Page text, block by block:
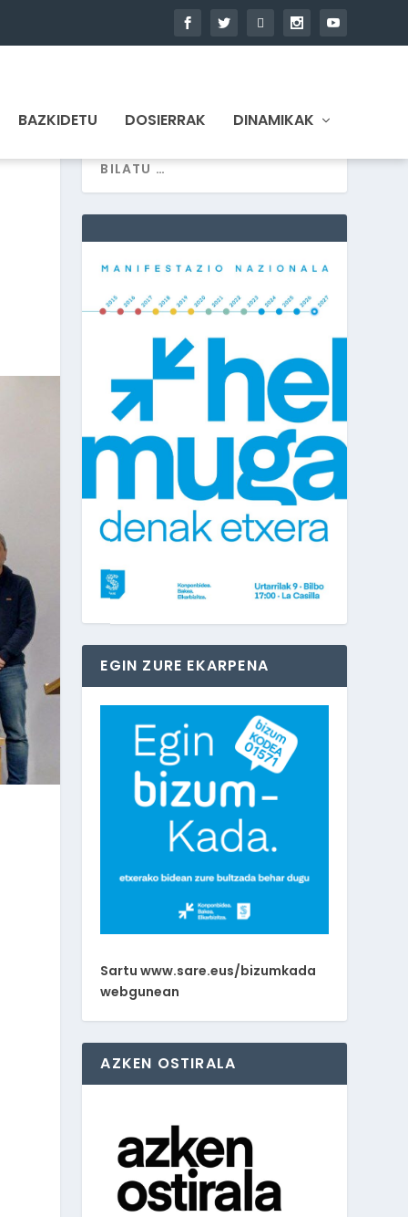
BAZKIDETU DOSIERRAK DINAMIKAK
EGIN ZURE EKARPENA
Sartu www.sare.eus/bizumkada
webgunean
AZKEN OSTIRALA